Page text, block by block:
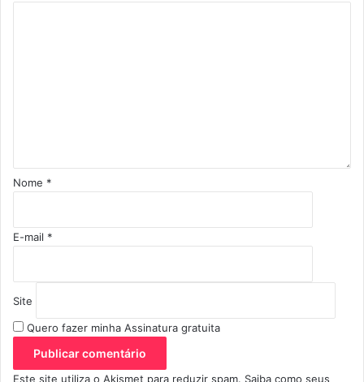
o
*
Nome *
E-mail *
Site
Quero fazer minha Assinatura gratuita
Este site utiliza o Akismet para reduzir spam. Saiba como seus